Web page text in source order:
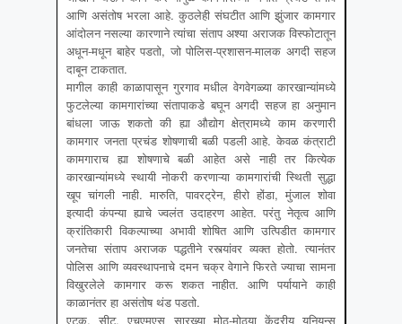
आणि असंतोष भरला आहे. कुठलेही संघटीत आणि झुंजार कामगार
आंदोलन नसल्या कारणाने त्यांचा संताप अश्या अराजक विस्फोटातून
अधून-मधून बाहेर पडतो, जो पोलिस-प्रशासन-मालक अगदी सहज
दाबून टाकतात.
मागील काही काळापासून गुरगाव मधील वेगवेगळ्या कारखान्यांमध्ये
फुटलेल्या कामगारांच्या संतापाकडे बघून अगदी सहज हा अनुमान
बांधला जाऊ शकतो की ह्या औद्योग क्षेत्रामध्ये काम करणारी
कामगार जनता प्रचंड शोषणाची बळी पडली आहे. केवळ कंत्राटी
कामगाराच ह्या शोषणाचे बळी आहेत असे नाही तर कित्येक
कारखान्यांमध्ये स्थायी नोकरी करणाऱ्या कामगारांची स्थिती सुद्धा
खूप चांगली नाही. मारुति, पावरट्रेन, हीरो होंडा, मुंजाल शोवा
इत्यादी कंपन्या ह्याचे ज्वलंत उदाहरण आहेत. परंतु नेतृत्व आणि
क्रांतिकारी विकल्पाच्या अभावी शोषित आणि उत्पिडीत कामगार
जनतेचा संताप अराजक पद्धतीने रस्त्यांवर व्यक्त होतो. त्यानंतर
पोलिस आणि व्यवस्थापनाचे दमन चक्र वेगाने फिरते ज्याचा सामना
विखुरलेले कामगार करू शकत नाहीत. आणि पर्यायाने काही
काळानंतर हा असंतोष थंड पडतो.
एटक, सीटू, एचएमएस सारख्या मोठ-मोठ्या केंद्रीय युनियन्स